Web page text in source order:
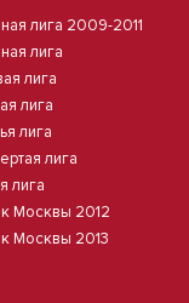
лига 2009-2011
лига
лига
лига
лига
лига
лига
Москвы 2012
Москвы 2013